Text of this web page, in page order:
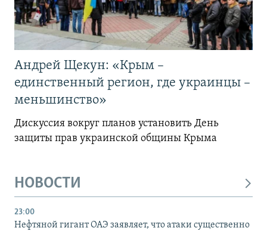
Андрей Щекун: «Крым –
единственный регион, где украинцы –
меньшинство»
Дискуссия вокруг планов установить День
защиты прав украинской общины Крыма
НОВОСТИ
23:00
Нефтяной гигант ОАЭ заявляет, что атаки существенно